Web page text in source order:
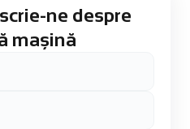
ne despre
mașină